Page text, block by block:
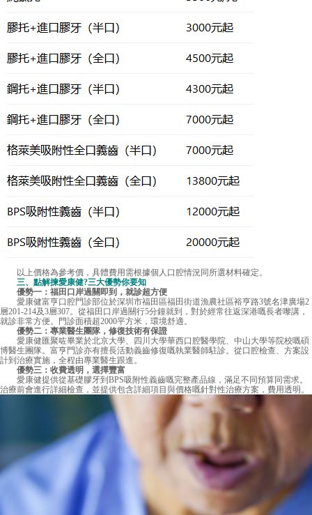
以上價格為參考價，具體費用需根據個人口腔情況同所選材料確定。
三、點解揀愛康健?三大優勢你要知
優勢一：福田口岸過關即到，就診超方便
愛康健富亨口腔門診部位於深圳市福田區福田街道漁農社區裕亨路3號名津廣場2
層201-214及3層307。從福田口岸過關行5分鐘就到，對於經常往返深港嘅長者嚟講，
就診非常方便。門診面積超2000平方米，環境舒適。
優勢二：專業醫生團隊，修復技術有保證
愛康健匯聚咗畢業於北京大學、四川大學華西口腔醫學院、中山大學等院校嘅碩
博醫生團隊。富亨門診亦有擅長活動義齒修復嘅執業醫師駐診。從口腔檢查、方案設
計到治療實施，全程由專業醫生跟進。
優勢三：收費透明，選擇豐富
愛康健提供從基礎膠牙到BPS吸附性義齒嘅完整產品線，滿足不同預算同需求。
治療前會進行詳細檢查，並提供包含詳細項目與價格嘅針對性治療方案，費用透明。